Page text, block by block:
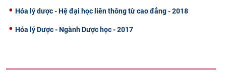
Hóa lý dược - Hệ đại học liên thông từ cao đẳng - 2018
Hóa lý Dược - Ngành Dược học - 2017